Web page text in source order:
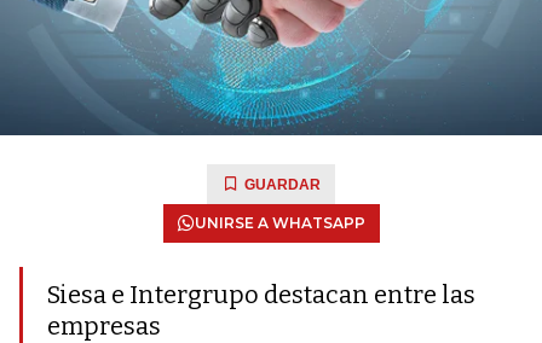
GUARDAR
UNIRSE A WHATSAPP
Siesa e Intergrupo destacan entre las
empresas